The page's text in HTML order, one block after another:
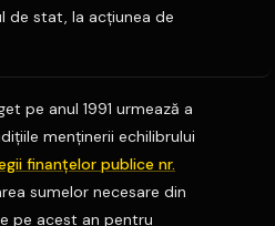
de stat, la acţiunea de
pe anul 1991 urmează a
menţinerii echilibrului
finanţelor publice nr.
sumelor necesare din
pe acest an pentru